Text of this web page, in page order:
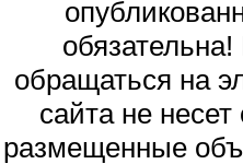
обращаться на
сайта не
размещенные